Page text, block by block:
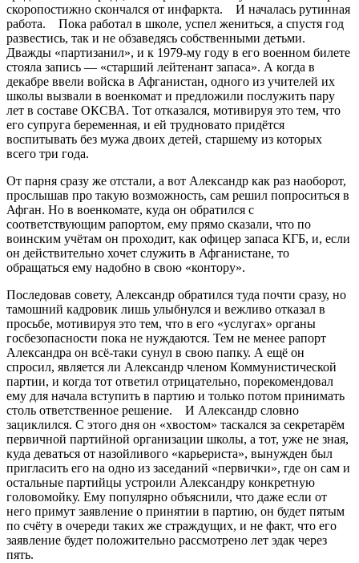
скоропостижно скончался от инфаркта. И началась рутинная
работа. Пока работал в школе, успел жениться, а спустя год
развестись, так и не обзаведясь собственными детьми.
Дважды «партизанил», и к 1979-му году в его военном билете
стояла запись — «старший лейтенант запаса». А когда в
декабре ввели войска в Афганистан, одного из учителей их
школы вызвали в военкомат и предложили послужить пару
лет в составе ОКСВА. Тот отказался, мотивируя это тем, что
его супруга беременная, и ей трудновато придётся
воспитывать без мужа двоих детей, старшему из которых
всего три года.
От парня сразу же отстали, а вот Александр как раз наоборот,
прослышав про такую возможность, сам решил попроситься в
Афган. Но в военкомате, куда он обратился с
соответствующим рапортом, ему прямо сказали, что по
воинским учётам он проходит, как офицер запаса КГБ, и, если
он действительно хочет служить в Афганистане, то
обращаться ему надобно в свою «контору».
Последовав совету, Александр обратился туда почти сразу, но
тамошний кадровик лишь улыбнулся и вежливо отказал в
просьбе, мотивируя это тем, что в его «услугах» органы
госбезопасности пока не нуждаются. Тем не менее рапорт
Александра он всё-таки сунул в свою папку. А ещё он
спросил, является ли Александр членом Коммунистической
партии, и когда тот ответил отрицательно, порекомендовал
ему для начала вступить в партию и только потом принимать
столь ответственное решение. И Александр словно
зациклился. С этого дня он «хвостом» таскался за секретарём
первичной партийной организации школы, а тот, уже не зная,
куда деваться от назойливого «карьериста», вынужден был
пригласить его на одно из заседаний «первички», где он сам и
остальные партийцы устроили Александру конкретную
головомойку. Ему популярно объяснили, что даже если от
него примут заявление о принятии в партию, он будет пятым
по счёту в очереди таких же страждущих, и не факт, что его
заявление будет положительно рассмотрено лет эдак через
пять.